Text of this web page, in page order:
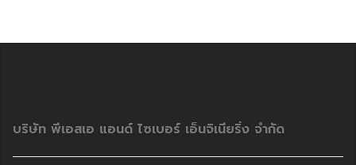
บริษัท พีเอสเอ แอนด์ ไซเบอร์ เอ็นจิเนียริ่ง จำกัด